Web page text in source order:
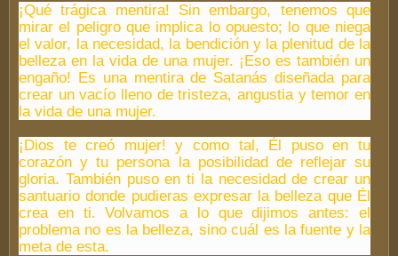
¡Qué trágica mentira! Sin embargo, tenemos que
mirar el peligro que implica lo opuesto; lo que niega
el valor, la necesidad, la bendición y la plenitud de la
belleza en la vida de una mujer. ¡Eso es también un
engaño! Es una mentira de Satanás diseñada para
crear un vacío lleno de tristeza, angustia y temor en
la vida de una mujer.
¡Dios te creó mujer! y como tal, Él puso en tu
corazón y tu persona la posibilidad de reflejar su
gloria. También puso en ti la necesidad de crear un
santuario donde pudieras expresar la belleza que Él
crea en ti. Volvamos a lo que dijimos antes: el
problema no es la belleza, sino cuál es la fuente y la
meta de esta.